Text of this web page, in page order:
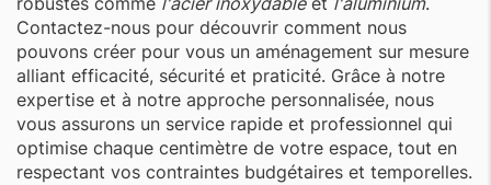
Contactez-nous pour découvrir comment nous
pouvons créer pour vous un aménagement sur mesure
alliant efficacité, sécurité et praticité. Grâce à notre
expertise et à notre approche personnalisée, nous
vous assurons un service rapide et professionnel qui
optimise chaque centimètre de votre espace, tout en
respectant vos contraintes budgétaires et temporelles.